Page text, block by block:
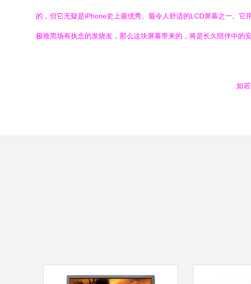
的，但它无疑是iPhone史上最优秀、最令人舒适的LCD屏幕之一。
极致黑场有执念的发烧友，那么这块屏幕带来的，将是长久陪伴中
如